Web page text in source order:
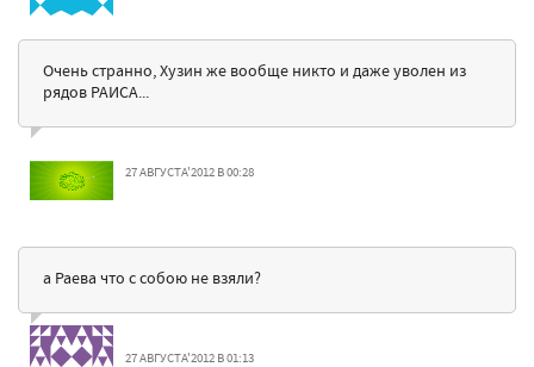
Очень странно, Хузин же вообще никто и даже уволен из
рядов РАИСА...
27 АВГУСТА'2012 В 00:28
а Раева что с собою не взяли?
27 АВГУСТА'2012 В 01:13